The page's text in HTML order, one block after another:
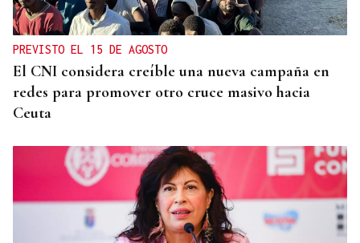
PREVISTO EL 15 DE AGOSTO
El CNI considera creíble una nueva campaña en
redes para promover otro cruce masivo hacia
Ceuta